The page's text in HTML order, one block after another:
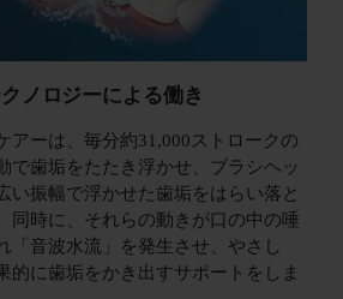
ノロジーによる働き
アーは、毎分約31,000ストロークの
で歯垢をたたき浮かせ、ブラシヘッ
い振幅で浮かせた歯垢をはらい落と
同時に、それらの動きが口の中の唾
「音波水流」を発生させ、やさし
的に歯垢をかき出すサポートをしま